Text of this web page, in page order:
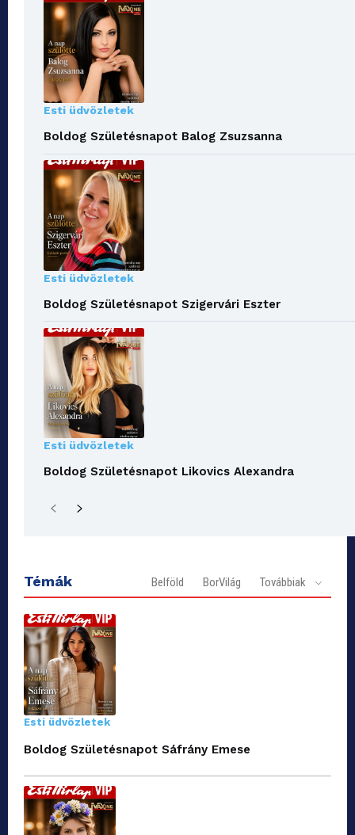
Esti üdvözletek
Boldog Születésnapot Balog Zsuzsanna
Esti üdvözletek
Boldog Születésnapot Szigervári Eszter
Esti üdvözletek
Boldog Születésnapot Likovics Alexandra
Témák Belföld BorVilág Továbbiak
Esti üdvözletek
Boldog Születésnapot Sáfrány Emese